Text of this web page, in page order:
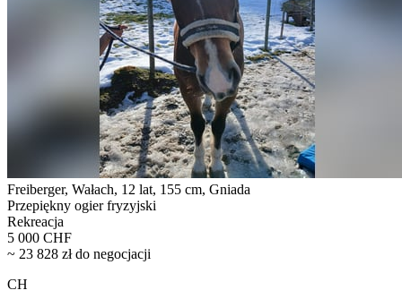
Freiberger, Wałach, 12 lat, 155 cm, Gniada
Przepiękny ogier fryzyjski
Rekreacja
5 000 CHF
~ 23 828 zł do negocjacji
CH